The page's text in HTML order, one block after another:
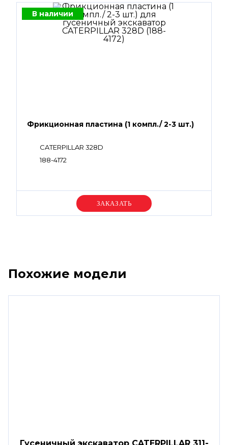
В наличии
Фрикционная пластина (1 компл./ 2-3 шт.)
CATERPILLAR 328D
188-4172
Уточняйте цену
Похожие модели